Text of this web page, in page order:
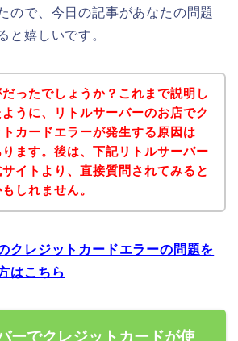
ので、今日の記事があなたの問題
と嬉しいです。
ったでしょうか？これまで説明し
うに、リトルサーバーのお店でク
トカードエラーが発生する原因は
ます。後は、下記リトルサーバー
イトより、直接質問されてみると
しれません。
クレジットカードエラーの問題を
はこちら
ーでクレジットカードが使